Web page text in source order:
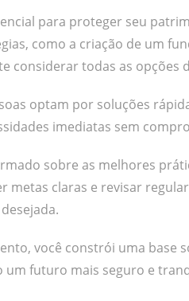
para proteger seu
como a criação de um
considerar todas as opções
optam por soluções
imediatas sem
sobre as melhores
metas claras e revisar
você constrói uma base
futuro mais seguro e